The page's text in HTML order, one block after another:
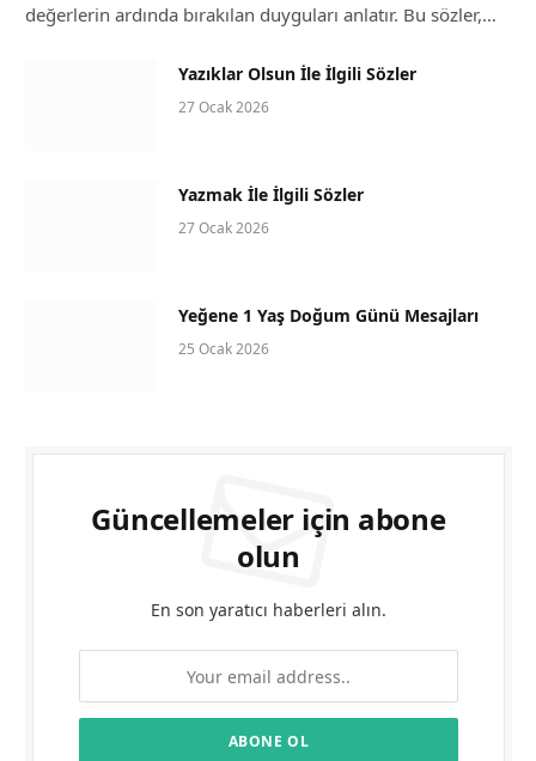
değerlerin ardında bırakılan duyguları anlatır. Bu sözler,…
Yazıklar Olsun İle İlgili Sözler
27 Ocak 2026
Yazmak İle İlgili Sözler
27 Ocak 2026
Yeğene 1 Yaş Doğum Günü Mesajları
25 Ocak 2026
Güncellemeler için abone
olun
En son yaratıcı haberleri alın.